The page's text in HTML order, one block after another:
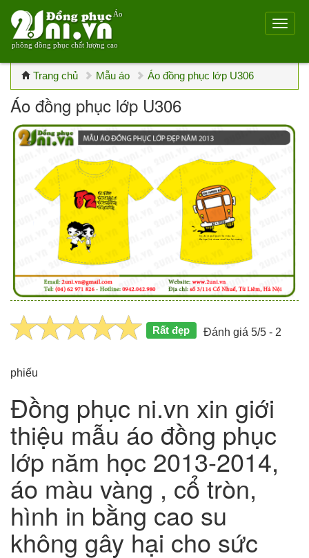
Áo
phông đồng phục chất lượng cao
Trang chủ Mẫu áo Áo đồng phục lớp U306
Áo đồng phục lớp U306
Rất đẹp Đánh giá 5/5 - 2
phiếu
Đồng phục ni.vn xin giới
thiệu mẫu áo đồng phục
lớp năm học 2013-2014,
áo màu vàng , cổ tròn,
hình in bằng cao su
không gây hại cho sức